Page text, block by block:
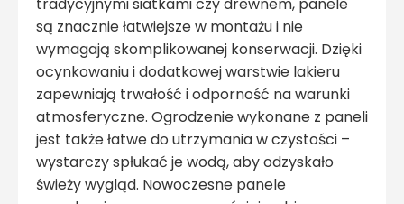
są znacznie łatwiejsze w montażu i nie
wymagają skomplikowanej konserwacji. Dzięki
ocynkowaniu i dodatkowej warstwie lakieru
zapewniają trwałość i odporność na warunki
atmosferyczne. Ogrodzenie wykonane z paneli
jest także łatwe do utrzymania w czystości –
wystarczy spłukać je wodą, aby odzyskało
świeży wygląd. Nowoczesne panele